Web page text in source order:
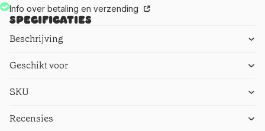
Info over betaling en verzending
Specificaties
Beschrijving
Geschikt voor
SKU
Recensies